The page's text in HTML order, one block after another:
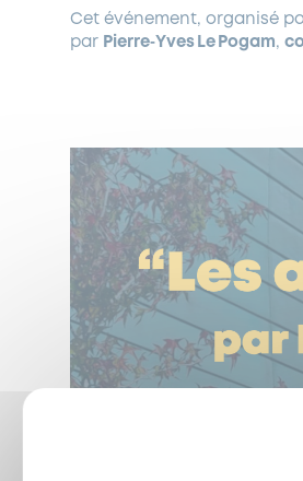
Cet événement, organisé
par Pierre‑Yves Le Pogam,